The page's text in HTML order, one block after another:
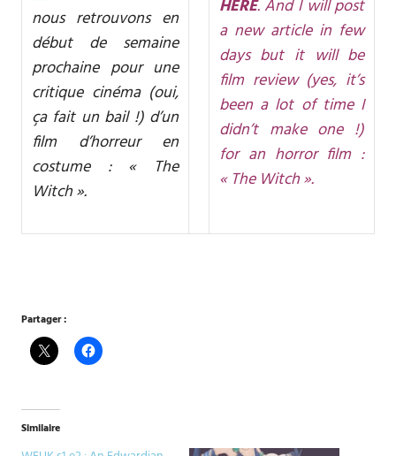
nous retrouvons en
début de semaine
prochaine pour une
critique cinéma (oui,
ça fait un bail !) d’un
film d’horreur en
costume : « The
Witch ».
HERE. And I will post
a new article in few
days but it will be
film review (yes, it’s
been a lot of time I
didn’t make one !)
for an horror film :
« The Witch ».
Partager :
Similaire